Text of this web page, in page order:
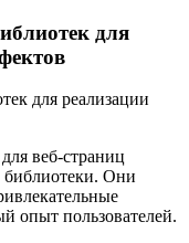
для
веб-страниц
библиотеки. Они
опыт пользователей.